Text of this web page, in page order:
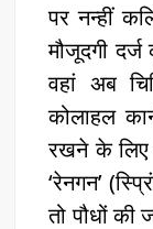
पर नन्हीं
मौजूदगी
वहां अब
कोलाहल
रखने के लिए
‘रेनगन’
तो पौधों